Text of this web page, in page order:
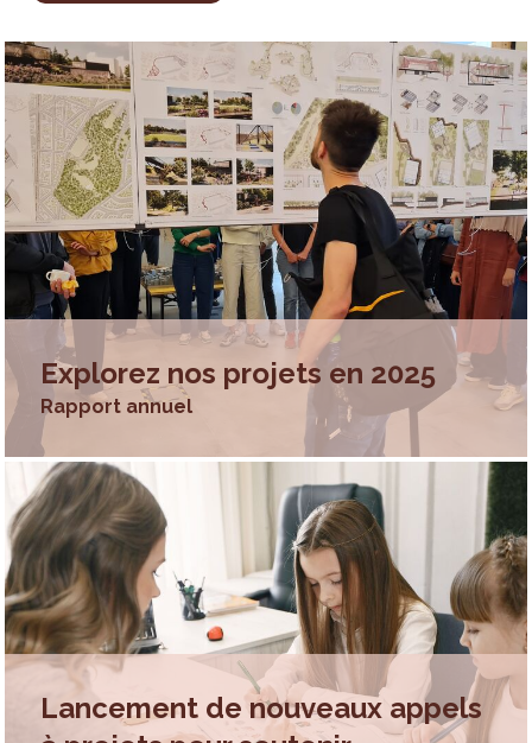
Explorez nos projets en 2025
Rapport annuel
Lancement de nouveaux appels